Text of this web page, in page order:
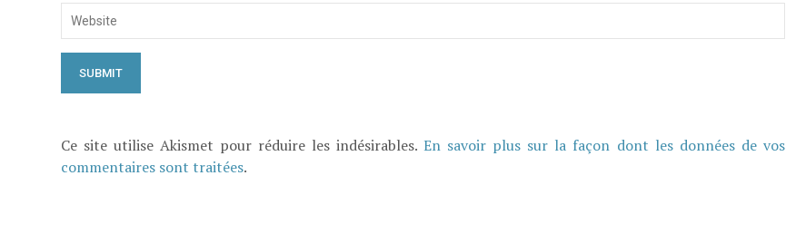
Ce site utilise Akismet pour réduire les indésirables.En savoir plus sur la façon dont les données de vos
commentaires sont traitées.